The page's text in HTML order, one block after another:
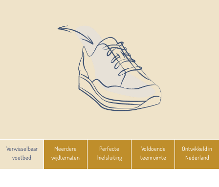
Verwisselbaar
voetbed
Meerdere
wijdtematen
Perfecte
hielsluiting
Voldoende
teenruimte
Ontwikkeld in
Nederland